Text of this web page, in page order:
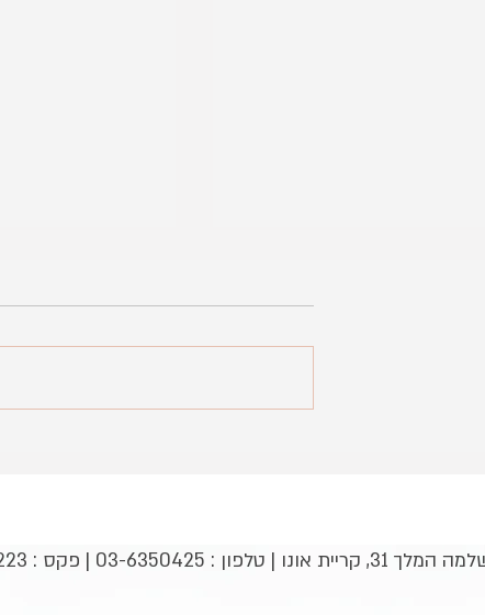
| פקס : 03-5349223 |